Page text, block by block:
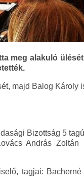
meg alakuló
majd Balog Károly
Bizottság 5
András Zoltán
tagjai: